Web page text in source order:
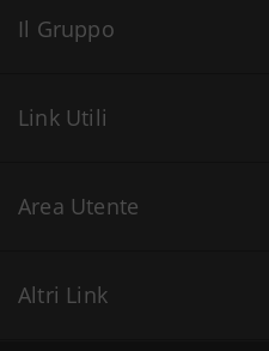
Il Gruppo
Link Utili
Area Utente
Altri Link